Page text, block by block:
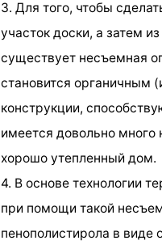
3. Для того, чтобы
участок доски, а затем
существует несъемная
становится
конструкции,
имеется довольно много
хорошо утепленный дом.
4. В основе технологии
при помощи такой
пенополистирола в